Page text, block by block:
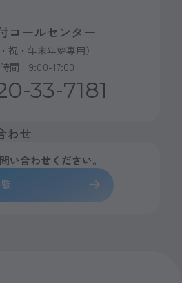
コールセンター
祝・年末年始専用）
間 9:00-17:00
33-7181
わせ
い合わせください。